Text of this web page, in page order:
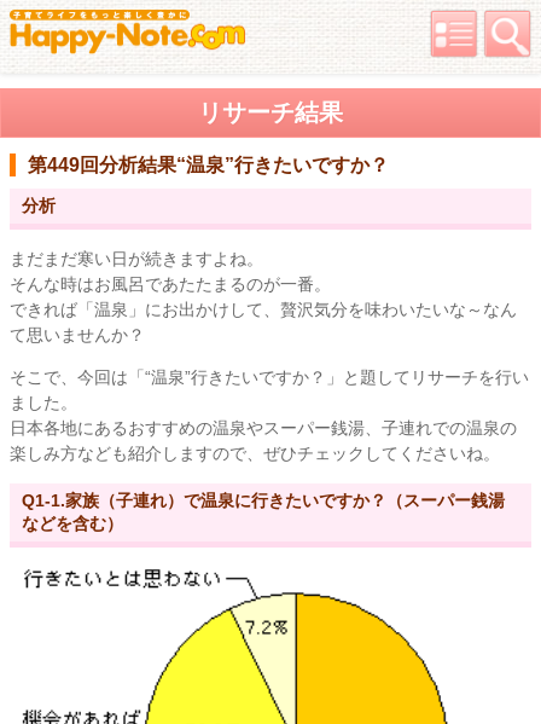
リサーチ結果
第449回分析結果“温泉”行きたいですか？
分析
まだまだ寒い日が続きますよね。
そんな時はお風呂であたたまるのが一番。
できれば「温泉」にお出かけして、贅沢気分を味わいたいな～なん
て思いませんか？
そこで、今回は「“温泉”行きたいですか？」と題してリサーチを行い
ました。
日本各地にあるおすすめの温泉やスーパー銭湯、子連れでの温泉の
楽しみ方なども紹介しますので、ぜひチェックしてくださいね。
Q1-1.家族（子連れ）で温泉に行きたいですか？（スーパー銭湯
などを含む）